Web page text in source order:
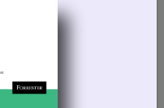
ne se valent
stocks et des
d’une plateforme